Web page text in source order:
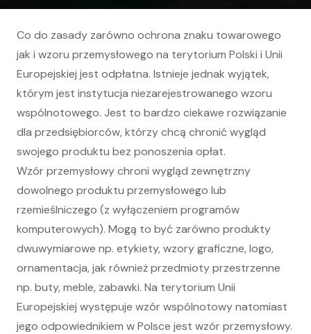
Co do zasady zarówno ochrona znaku towarowego
jak i wzoru przemysłowego na terytorium Polski i Unii
Europejskiej jest odpłatna. Istnieje jednak wyjątek,
którym jest instytucja niezarejestrowanego wzoru
wspólnotowego. Jest to bardzo ciekawe rozwiązanie
dla przedsiębiorców, którzy chcą chronić wygląd
swojego produktu bez ponoszenia opłat.
Wzór przemysłowy chroni wygląd zewnętrzny
dowolnego produktu przemysłowego lub
rzemieślniczego (z wyłączeniem programów
komputerowych). Mogą to być zarówno produkty
dwuwymiarowe np. etykiety, wzory graficzne, logo,
ornamentacja, jak również przedmioty przestrzenne
np. buty, meble, zabawki. Na terytorium Unii
Europejskiej występuje wzór wspólnotowy natomiast
jego odpowiednikiem w Polsce jest wzór przemysłowy.